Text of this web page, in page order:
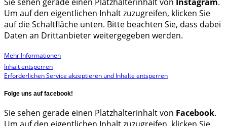
Um auf den eigentlichen Inhalt zuzugreifen, klicken Sie
auf die Schaltfläche unten. Bitte beachten Sie, dass dabei
Daten an Drittanbieter weitergegeben werden.
Mehr Informationen
Inhalt entsperren
Erforderlichen Service akzeptieren und Inhalte entsperren
Folge uns auf facebook!
Sie sehen gerade einen Platzhalterinhalt von Facebook.